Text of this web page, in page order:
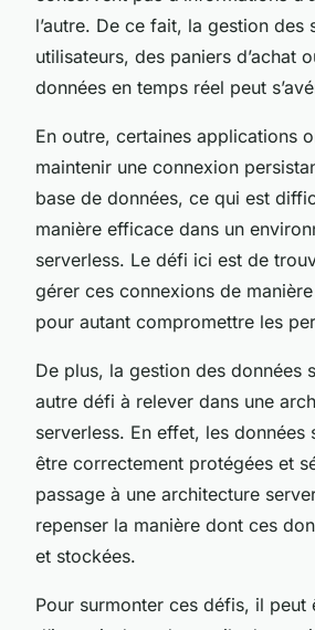
l’autre. De ce fait, la gestion des
utilisateurs, des paniers d’achat
données en temps réel peut
En outre, certaines applications
maintenir une connexion
base de données, ce qui est
manière efficace dans un
serverless. Le défi ici est de
gérer ces connexions de
pour autant compromettre les
De plus, la gestion des données
autre défi à relever dans une
serverless. En effet, les données
être correctement protégées et
passage à une architecture
repenser la manière dont ces
et stockées.
Pour surmonter ces défis, il peut